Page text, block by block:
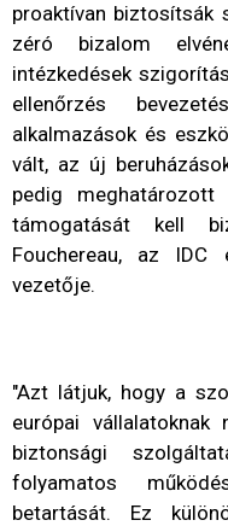
proaktívan biztosítsák
zéró bizalom
intézkedések
ellenőrzés
alkalmazások és
vált, az új
pedig
támogatását kell
Fouchereau, az IDC
vezetője.
"Azt látjuk, hogy a
európai
biztonsági
folyamatos
betartását. Ez